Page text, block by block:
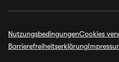
NutzungsbedingungenCookies
Barrierefreiheitserklärung